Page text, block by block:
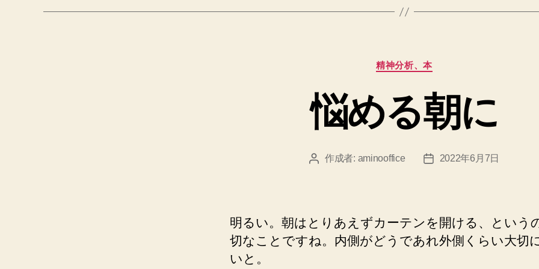
カ
テ
リ
ー
精神分析、本
悩める朝に
投 作成者: aminooffice
投
2022年6月7日
明るい。朝はとりあえずカーテンを開ける、という
切なことですね。内側がどうであれ外側くらい大切
いと。